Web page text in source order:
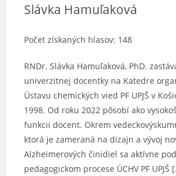
Slávka Hamuľaková
Počet získaných hlasov: 148
RNDr. Slávka Hamuľaková, PhD.
univerzitnej docentky na Katedre
Ústavu chemických vied PF UPJŠ v
1998. Od roku 2022 pôsobí ako
funkcii docent. Okrem
ktorá je zameraná na dizajn a vývoj
Alzheimerových činidiel sa aktívne
pedagogickom procese ÚCHV PF UPJŠ